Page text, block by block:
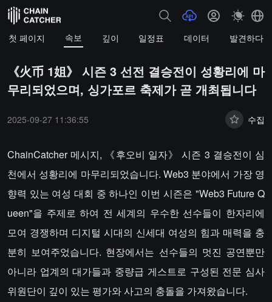
첫 페이지 속보 깊이 일정표 데이터 발견하다
《火币 1姐》 시즌 3 선전 결승전이 성황리에 마
무리되었으며, 싱가포르 축제가 곧 개최됩니다
2025-09-27 11:36:55 수집
ChainCatcher 메시지, 《후오비 일자》 시즌 3 결승전이 심
천에서 성황리에 마무리되었습니다. Web3 분야에서 가장 영
향력 있는 여성 대회 중 하나인 이번 시즌은 "Web3 Future Q
ueen"을 주제로 하여 전 세계의 우수한 선수들이 한자리에
모여 경쟁하며 디지털 시대의 신세대 여성의 힘과 매력을 충
분히 보여주었습니다. 현장에서는 선수들의 멋진 공연뿐만
아니라 업계의 대가들과 중량급 게스트로 구성된 전문 심사
위원단이 깊이 있는 평가와 사고의 충돌을 가져왔습니다.